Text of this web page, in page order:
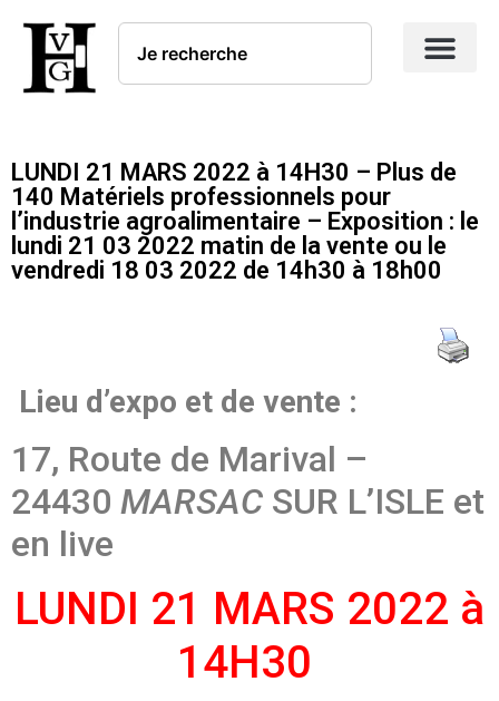
LUNDI 21 MARS 2022 à 14H30 – Plus de
140 Matériels professionnels pour
l’industrie agroalimentaire – Exposition : le
lundi 21 03 2022 matin de la vente ou le
vendredi 18 03 2022 de 14h30 à 18h00
Lieu d’expo et de vente :
17, Route de Marival –
24430 MARSAC SUR L’ISLE et
en live
LUNDI 21 MARS 2022 à
14H30